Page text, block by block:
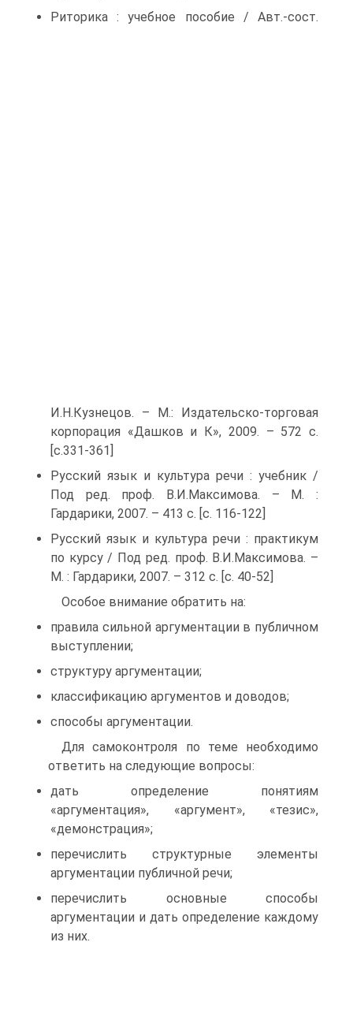
Риторика : учебное пособие / Авт.-сост.
И.Н.Кузнецов. – М.: Издательско-торговая
корпорация «Дашков и К», 2009. – 572 с.
[с.331-361]
Русский язык и культура речи : учебник /
Под ред. проф. В.И.Максимова. – М. :
Гардарики, 2007. – 413 с. [с. 116-122]
Русский язык и культура речи : практикум
по курсу / Под ред. проф. В.И.Максимова. –
М. : Гардарики, 2007. – 312 с. [с. 40-52]
Особое внимание обратить на:
правила сильной аргументации в публичном
выступлении;
структуру аргументации;
классификацию аргументов и доводов;
способы аргументации.
Для самоконтроля по теме необходимо
ответить на следующие вопросы:
дать определение понятиям
«аргументация», «аргумент», «тезис»,
«демонстрация»;
перечислить структурные элементы
аргументации публичной речи;
перечислить основные способы
аргументации и дать определение каждому
из них.